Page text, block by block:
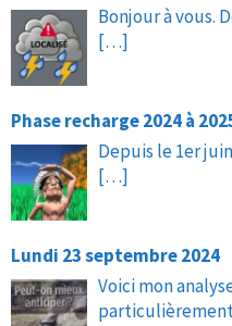
Bonjour à vous.
[…]
Phase recharge 2024 à
Depuis le 1er
[…]
Lundi 23 septembre 2024
Voici mon